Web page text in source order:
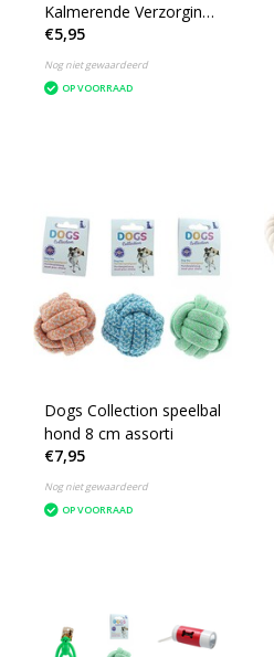
Kalmerende Verzorging
voor Huisdieren
€5,95
Nog niet gewaardeerd
OP VOORRAAD
Dogs Collection speelbal
hond 8 cm assorti
€7,95
Nog niet gewaardeerd
OP VOORRAAD